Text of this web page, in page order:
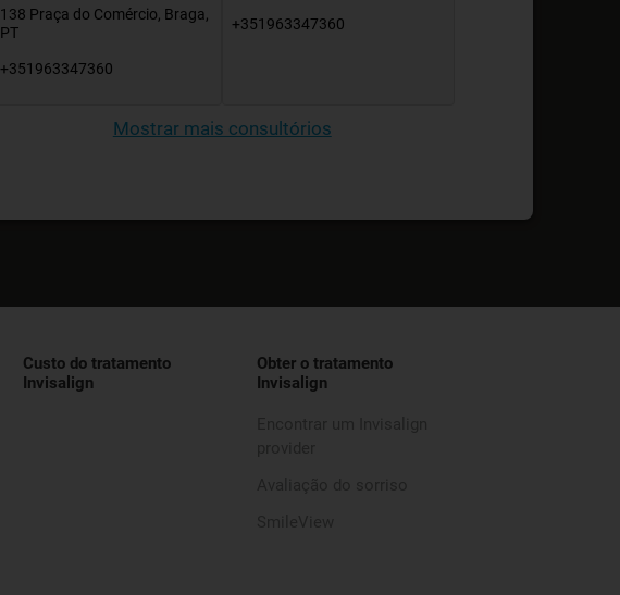
138 Praça do Comércio, Braga,
PT
+351963347360
+351963347360
Mostrar mais consultórios
Custo do tratamento
Invisalign
Obter o tratamento
Invisalign